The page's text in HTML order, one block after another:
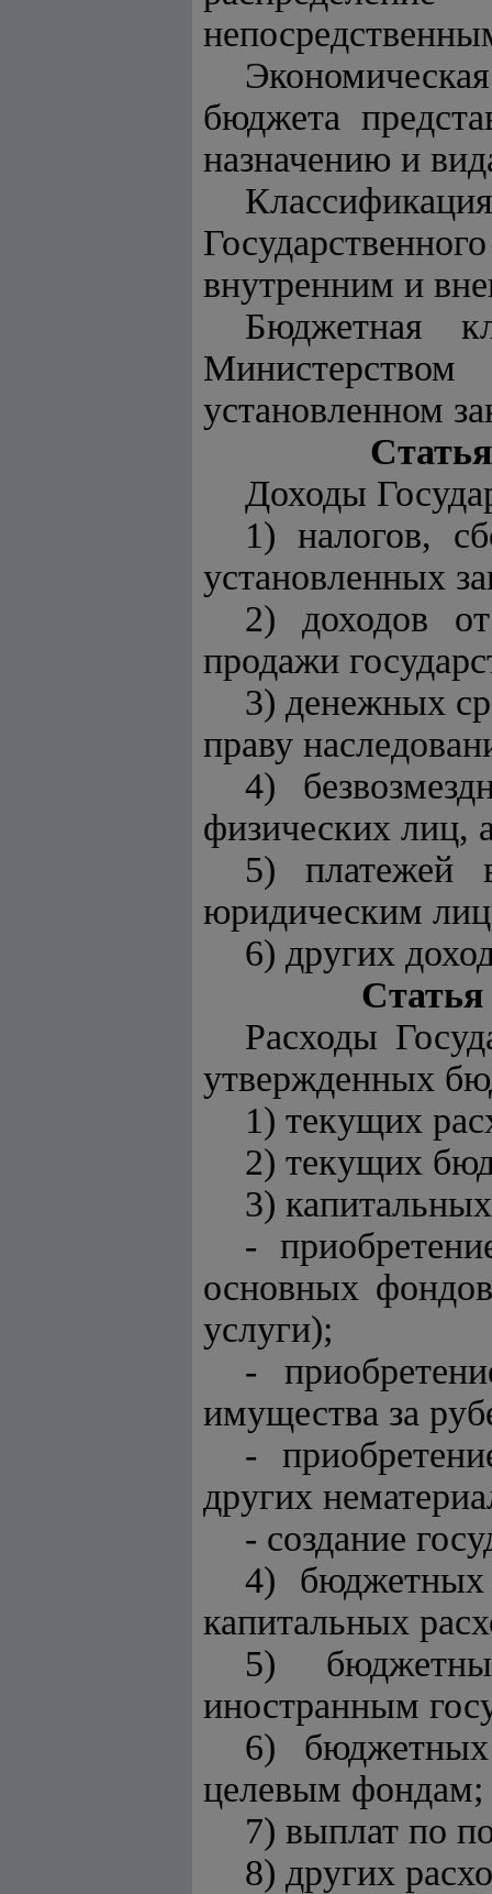
бюджета
назначению и
внутренним и
Бюджетная
установленном
Доходы
1) налогов,
установленных
2) доходов
продажи
3) денежных
праву
4)
физических лиц,
5) платежей
юридическим
6) других
Статья
Расходы
утвержденных
1) текущих
2) текущих
3)
-
основных
услуги);
-
имущества за
-
других
- создание
4) бюджетных
капитальных
5)
иностранным
6)
целевым фондам;
7) выплат по
8) других